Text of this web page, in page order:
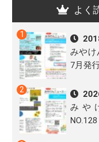
よく
みや
7月発行
みや